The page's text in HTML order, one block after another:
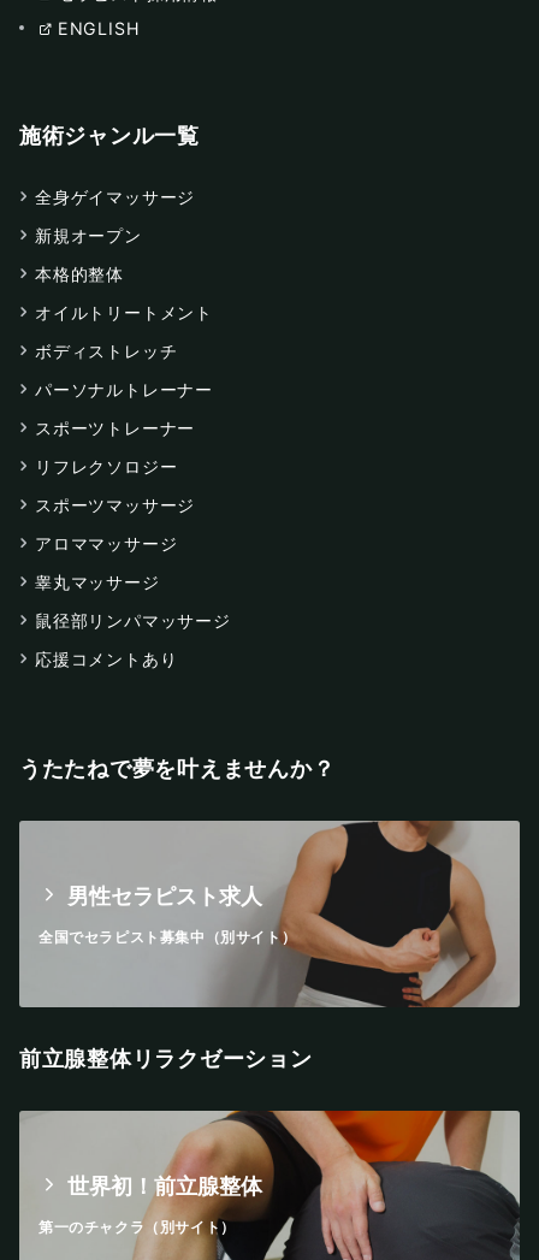
ENGLISH
施術ジャンル一覧
全身ゲイマッサージ
新規オープン
本格的整体
オイルトリートメント
ボディストレッチ
パーソナルトレーナー
スポーツトレーナー
リフレクソロジー
スポーツマッサージ
アロママッサージ
睾丸マッサージ
鼠径部リンパマッサージ
応援コメントあり
うたたねで夢を叶えませんか？
男性セラピスト求人
全国でセラピスト募集中（別サイト）
前立腺整体リラクゼーション
世界初！前立腺整体
第一のチャクラ（別サイト）